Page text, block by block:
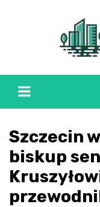
Szczecin
biskup